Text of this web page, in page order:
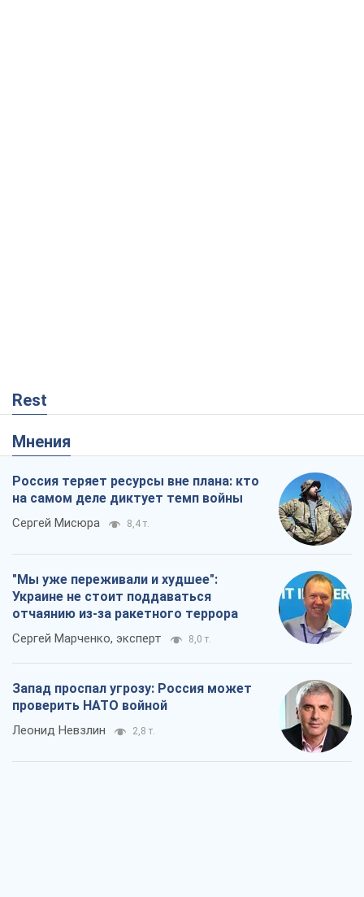
Rest
Мнения
Россия теряет ресурсы вне плана: кто
на самом деле диктует темп войны
Сергей Мисюра 8,4 т.
"Мы уже переживали и худшее":
Украине не стоит поддаваться
отчаянию из-за ракетного террора
Сергей Марченко, эксперт 8,0 т.
Запад проспал угрозу: Россия может
проверить НАТО войной
Леонид Невзлин 2,8 т.